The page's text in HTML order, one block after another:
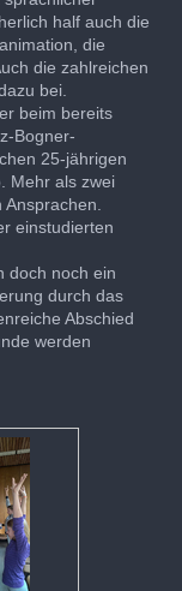
half auch die
die
die zahlreichen
bei.
beim bereits
Bogner-
25-jährigen
Mehr als zwei
einstudierten
doch noch ein
durch das
Abschied
werden